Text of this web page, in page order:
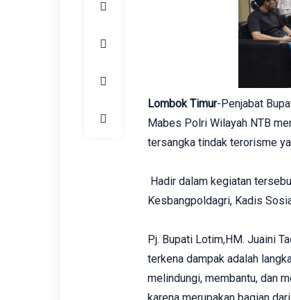
Lombok Timur-Penjabat
Mabes Polri Wilayah NTB
tersangka tindak terorisme
Hadir dalam kegiatan
Kesbangpoldagri, Kadis
Pj. Bupati Lotim,HM. Juaini
terkena dampak adalah
melindungi, membantu, dan